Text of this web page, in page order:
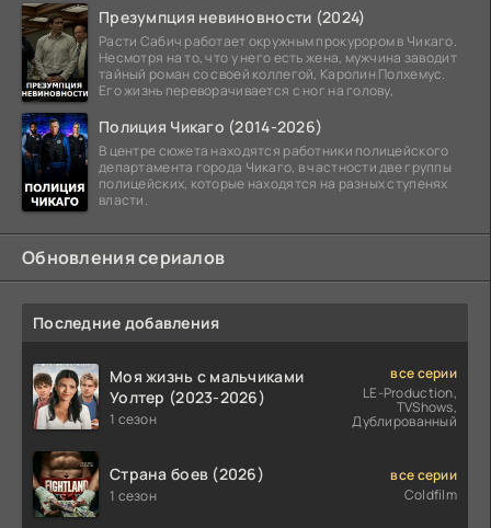
Презумпция невиновности (2024)
Расти Сабич работает окружным прокурором в Чикаго.
Несмотря на то, что у него есть жена, мужчина заводит
тайный роман со своей коллегой, Каролин Полхемус.
Его жизнь переворачивается с ног на голову,
Полиция Чикаго (2014-2026)
В центре сюжета находятся работники полицейского
департамента города Чикаго, в частности две группы
полицейских, которые находятся на разных ступенях
власти.
Обновления сериалов
Последние добавления
Моя жизнь с мальчиками
Уолтер (2023-2026)
1 сезон
все серии
LE-Production,
TVShows,
Дублированный
Страна боев (2026)
1 сезон
все серии
Coldfilm